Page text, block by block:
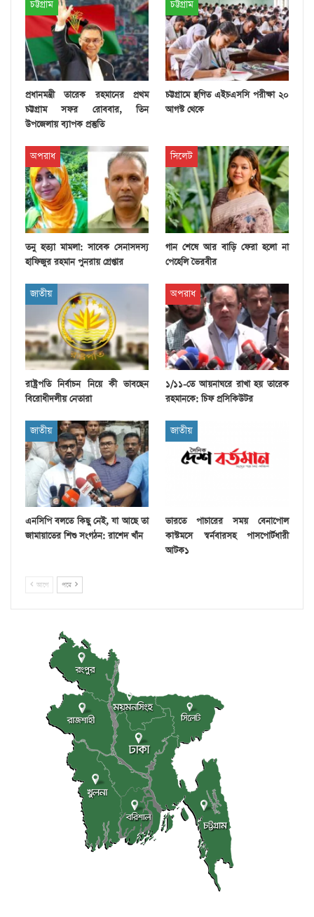
চট্টগ্রাম
প্রধানমন্ত্রী তারেক রহমানের প্রথম
চট্টগ্রাম সফর রোববার, তিন
উপজেলায় ব্যাপক প্রস্তুতি
চট্টগ্রাম
চট্টগ্রামে স্থগিত এইচএসসি পরীক্ষা ২০
আগস্ট থেকে
অপরাধ
তনু হত্যা মামলা: সাবেক সেনাসদস্য
হাফিজুর রহমান পুনরায় গ্রেপ্তার
সিলেট
গান শেষে আর বাড়ি ফেরা হলো না
পেহেলি ভৈরবীর
জাতীয়
রাষ্ট্রপতি নির্বাচন নিয়ে কী ভাবছেন
বিরোধীদলীয় নেতারা
অপরাধ
১/১১-তে আয়নাঘরে রাখা হয় তারেক
রহমানকে: চিফ প্রসিকিউটর
জাতীয়
এনসিপি বলতে কিছু নেই, যা আছে তা
জামায়াতের শিশু সংগঠন: রাশেদ খাঁন
জাতীয়
ভারতে পাচারের সময় বেনাপোল
কাস্টমসে স্বর্নবারসহ পাসপোর্টধারী
আটক১
আগে পরে